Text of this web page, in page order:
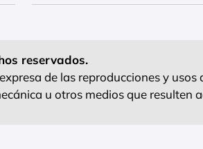
reservados.
de las reproducciones y
u otros medios que resulten